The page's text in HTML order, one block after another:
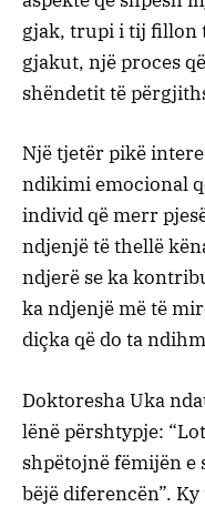
gjak, trupi i tij fillon
gjakut, një proces
shëndetit të
Një tjetër pikë
ndikimi emocional
individ që merr
ndjenjë të thellë
ndjerë se ka
ka ndjenjë më të
diçka që do ta
Doktoresha Uka
lënë përshtypje:
shpëtojnë fëmijën
bëjë diferencën”.